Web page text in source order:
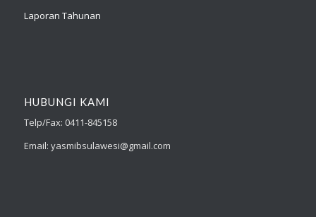
Laporan Tahunan
HUBUNGI KAMI
Telp/Fax: 0411-845158
Email: yasmibsulawesi@gmail.com